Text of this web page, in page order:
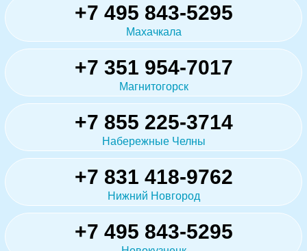
+7 495 843-5295
Махачкала
+7 351 954-7017
Магнитогорск
+7 855 225-3714
Набережные Челны
+7 831 418-9762
Нижний Новгород
+7 495 843-5295